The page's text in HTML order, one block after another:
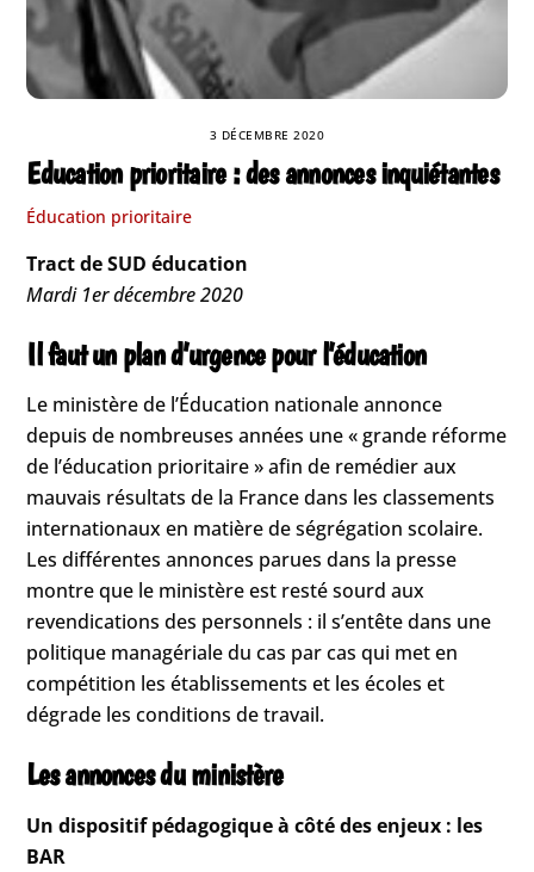
3 DÉCEMBRE 2020
Education prioritaire : des annonces inquiétantes
Éducation prioritaire
Tract de SUD éducation
Mardi 1er décembre 2020
Il faut un plan d’urgence pour l’éducation
Le ministère de l’Éducation nationale annonce
depuis de nombreuses années une « grande réforme
de l’éducation prioritaire » afin de remédier aux
mauvais résultats de la France dans les classements
internationaux en matière de ségrégation scolaire.
Les différentes annonces parues dans la presse
montre que le ministère est resté sourd aux
revendications des personnels : il s’entête dans une
politique managériale du cas par cas qui met en
compétition les établissements et les écoles et
dégrade les conditions de travail.
Les annonces du ministère
Un dispositif pédagogique à côté des enjeux : les
BAR